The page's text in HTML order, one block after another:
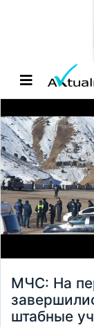
МЧС: На
штабные